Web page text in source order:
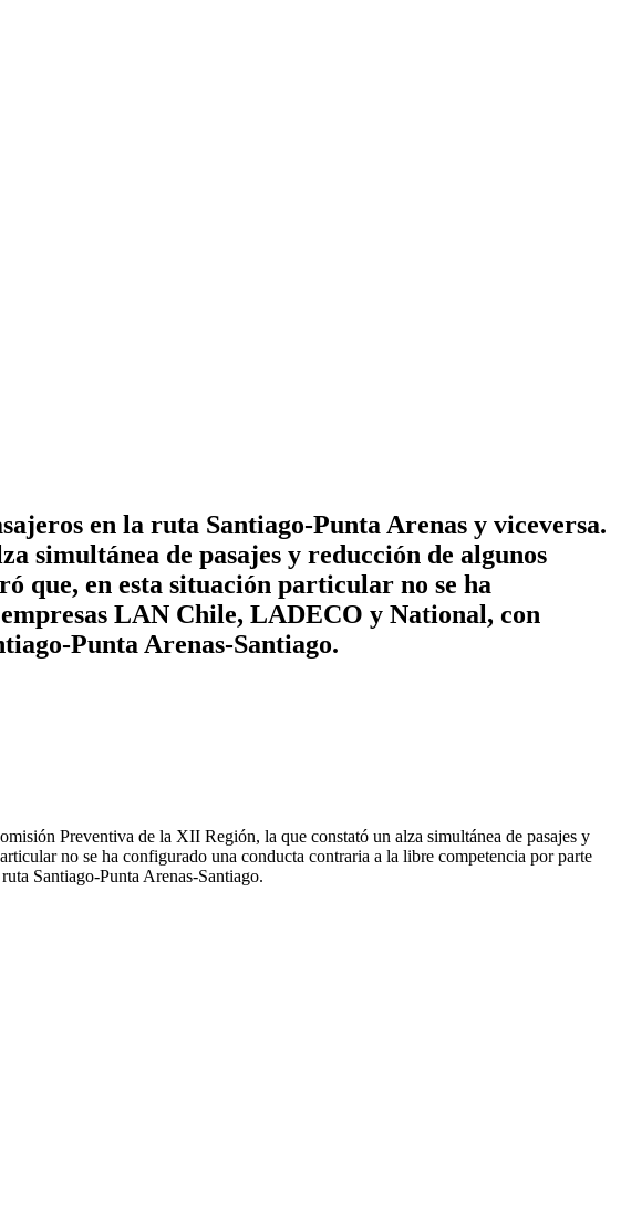
en la ruta Santiago-Punta Arenas y viceversa.
simultánea de pasajes y reducción de algunos
que, en esta situación particular no se ha
LAN Chile, LADECO y National, con
Punta Arenas-Santiago.
Preventiva de la XII Región, la que constató un alza simultánea de pasajes y
no se ha configurado una conducta contraria a la libre competencia por parte
Santiago-Punta Arenas-Santiago.